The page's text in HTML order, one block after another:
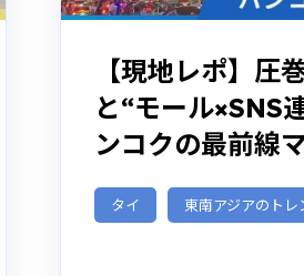
【現地レポ】圧
と“モール×SNS
ンコクの最前線
タイ 東南アジアのトレ